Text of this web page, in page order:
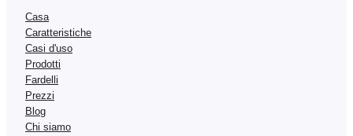
Casa
Caratteristiche
Casi d'uso
Prodotti
Fardelli
Prezzi
Blog
Chi siamo